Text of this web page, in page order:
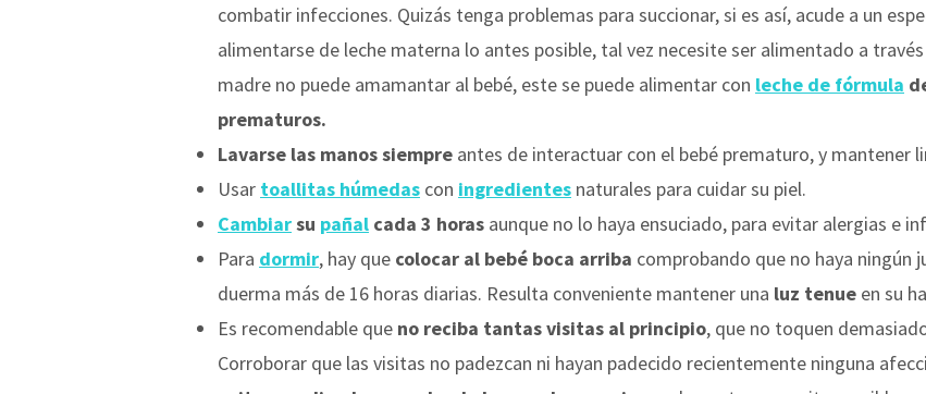
combatir infecciones. Quizás tenga problemas para succionar, si es así, acude a un
alimentarse de leche materna lo antes posible, tal vez necesite ser alimentado a
madre no puede amamantar al bebé, este se puede alimentar con leche de fórmula
prematuros.
Lavarse las manos siempre antes de interactuar con el bebé prematuro, y mantener
Usar toallitas húmedas con ingredientes naturales para cuidar su piel.
Cambiarsu pañal cada 3 horas aunque no lo haya ensuciado, para evitar alergias e
Para dormir, hay que colocar al bebé boca arriba comprobando que no haya
duerma más de 16 horas diarias. Resulta conveniente mantener una luz tenue en su
Es recomendable que no reciba tantas visitas al principio, que no toquen
Corroborar que las visitas no padezcan ni hayan padecido recientemente ninguna